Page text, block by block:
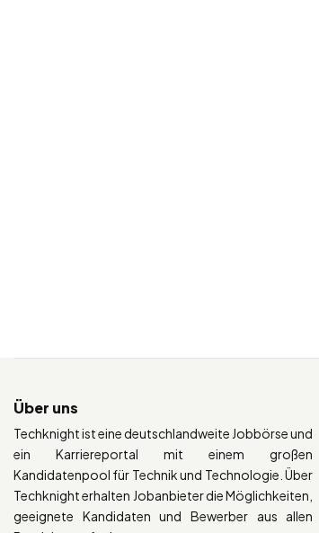
Über uns
Techknight ist eine deutschlandweite Jobbörse und
ein Karriereportal mit einem großen
Kandidatenpool für Technik und Technologie. Über
Techknight erhalten Jobanbieter die Möglichkeiten,
geeignete Kandidaten und Bewerber aus allen